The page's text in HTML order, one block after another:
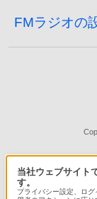
FMラジオの
当社ウェブサイト
す。
プライバシー設定、ロ